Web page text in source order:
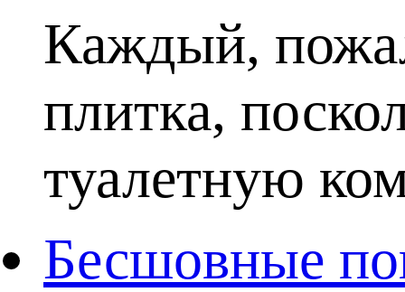
Каждый,
плитка,
туалетную
Бесшовные